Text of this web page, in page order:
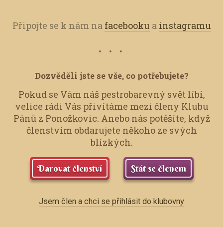
Připojte se k nám na facebooku a instagramu
Dozvěděli jste se vše, co potřebujete?
Pokud se Vám náš pestrobarevný svět líbí,
velice rádi Vás přivítáme mezi členy Klubu
Pánů z Ponožkovic. Anebo nás potěšíte, když
členstvím obdarujete někoho ze svých
blízkých.
Darovat členství Stát se členem
Jsem člen a chci se přihlásit do klubovny